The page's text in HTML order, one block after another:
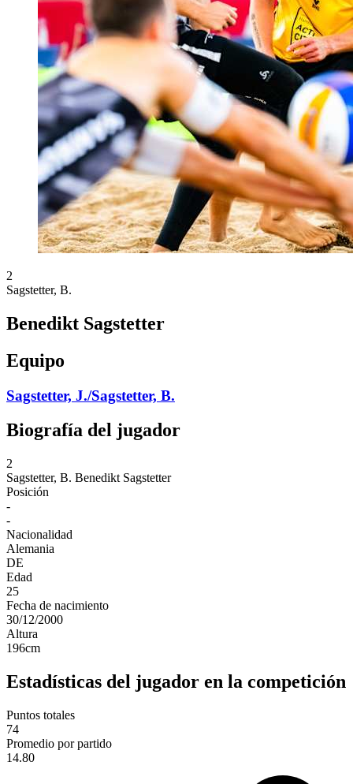
2
Sagstetter, B.
Benedikt Sagstetter
Equipo
Sagstetter, J./Sagstetter, B.
Biografía del jugador
2
Sagstetter, B. Benedikt Sagstetter
Posición
-
-
Nacionalidad
Alemania
DE
Edad
25
Fecha de nacimiento
30/12/2000
Altura
196cm
Estadísticas del jugador en la competición
Puntos totales
74
Promedio por partido
14.80